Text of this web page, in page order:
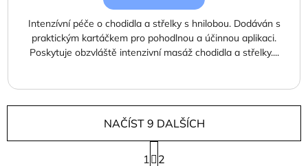
Intenzívní péče o chodidla a střelky s hnilobou. Dodáván s
praktickým kartáčkem pro pohodlnou a účinnou aplikaci.
Poskytuje obzvláště intenzivní masáž chodidla a střelky....
NAČÍST 9 DALŠÍCH
S
t
1
2